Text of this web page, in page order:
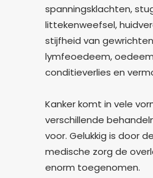
spanningsklachten,
littekenweefsel,
stijfheid van
lymfeoedeem,
conditieverlies en
Kanker komt in vele
verschillende
voor. Gelukkig is door
medische zorg de
enorm toegenomen.